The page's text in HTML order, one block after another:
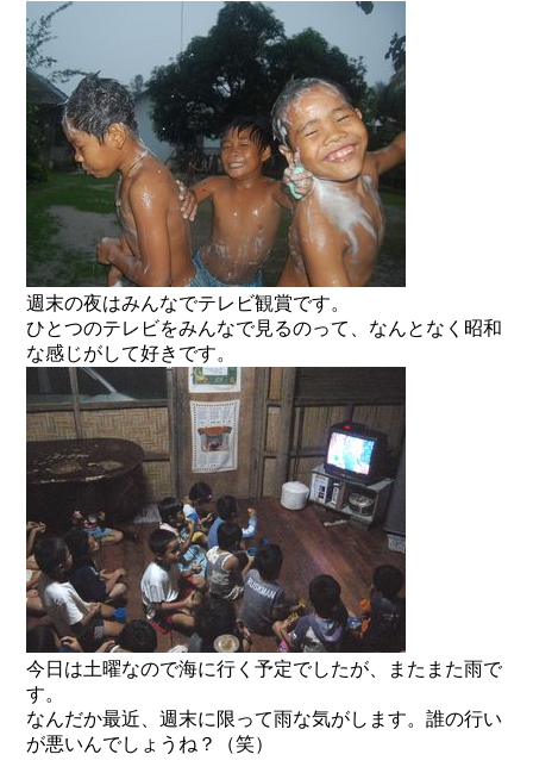
週末の夜はみんなでテレビ観賞です。
ひとつのテレビをみんなで見るのって、なんとなく昭和
な感じがして好きです。
今日は土曜なので海に行く予定でしたが、またまた雨で
す。
なんだか最近、週末に限って雨な気がします。誰の行い
が悪いんでしょうね？（笑）